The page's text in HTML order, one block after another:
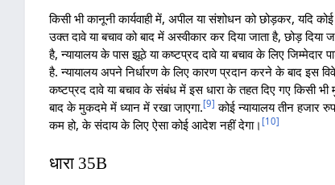
किसी भी कानूनी कार्यवाही में, अपील या संशोधन को छोड़कर, यदि
उक्त दावे या बचाव को बाद में अस्वीकार कर दिया जाता है, छोड़
है, न्यायालय के पास झूठे या कष्टप्रद दावे या बचाव के लिए जिम्मेदार
है. न्यायालय अपने निर्धारण के लिए कारण प्रदान करने के बाद इस
कष्टप्रद दावे या बचाव के संबंध में इस धारा के तहत दिए गए किसी
बाद के मुकदमे में ध्यान में रखा जाएगा.[9] कोई न्यायालय तीन हजार
कम हो, के संदाय के लिए ऐसा कोई आदेश नहीं देगा। [10]
धारा 35B